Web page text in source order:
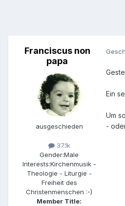
Franciscus non
papa
ausgeschieden
37.1k
Gender:Male
Interests:Kirchenmusik -
Theologie - Liturgie -
Freiheit des
Christenmenschen :-)
Member Title:
Ein
Um
-